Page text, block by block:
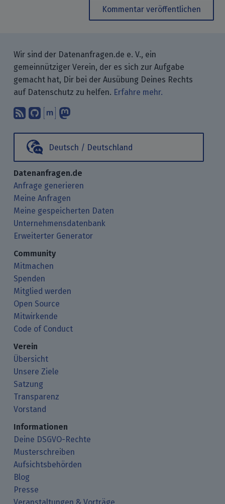
Kommentar veröffentlichen
Wir sind der Datenanfragen.de e. V., ein
gemeinnütziger Verein, der es sich zur Aufgabe
gemacht hat, Dir bei der Ausübung Deines Rechts
auf Datenschutz zu helfen. Erfahre mehr.
Abonniere unsere Blogbeiträge mit
Finde uns bei GitHub.
Unterhalte Dich mit uns über
Deutsch / Deutschland
Datenanfragen.de
Anfrage generieren
Meine Anfragen
Meine gespeicherten Daten
Unternehmensdatenbank
Erweiterter Generator
Community
Mitmachen
Spenden
Mitglied werden
Open Source
Mitwirkende
Code of Conduct
Verein
Übersicht
Unsere Ziele
Satzung
Transparenz
Vorstand
Informationen
Deine DSGVO-Rechte
Musterschreiben
Aufsichtsbehörden
Blog
Presse
Veranstaltungen & Vorträge